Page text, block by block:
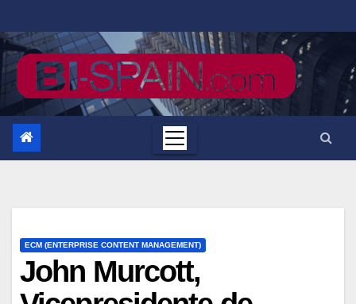
al
contenido
ECM (ENTERPRISE CONTENT MANAGEMENT)
John Murcott,